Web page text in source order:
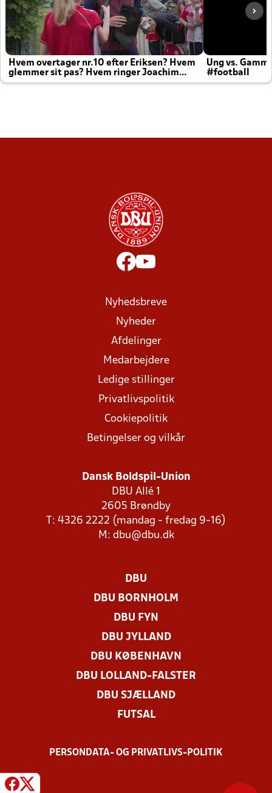
Hvem overtager nr.10 efter Eriksen? Hvem
glemmer sit pas? Hvem ringer Joachim
altid til efter kampe?
Ung vs.
#football
Nyhedsbreve
Nyheder
Afdelinger
Medarbejdere
Ledige stillinger
Privatlivspolitik
Cookiepolitik
Betingelser og vilkår
Dansk Boldspil-Union
DBU Allé 1
2605 Brøndby
T: 4326 2222 (mandag - fredag 9-16)
M: dbu@dbu.dk
DBU
DBU BORNHOLM
DBU FYN
DBU JYLLAND
DBU KØBENHAVN
DBU LOLLAND-FALSTER
DBU SJÆLLAND
FUTSAL
PERSONDATA- OG PRIVATLIVS-POLITIK